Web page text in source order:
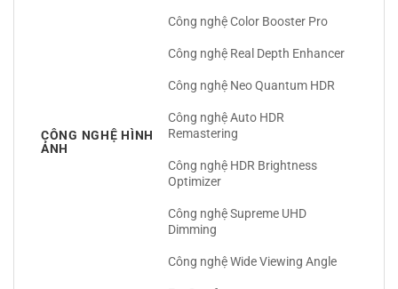
CÔNG NGHỆ HÌNH
ẢNH
Công nghệ Color Booster Pro
Công nghệ Real Depth Enhancer
Công nghệ Neo Quantum HDR
Công nghệ Auto HDR
Remastering
Công nghệ HDR Brightness
Optimizer
Công nghệ Supreme UHD
Dimming
Công nghệ Wide Viewing Angle